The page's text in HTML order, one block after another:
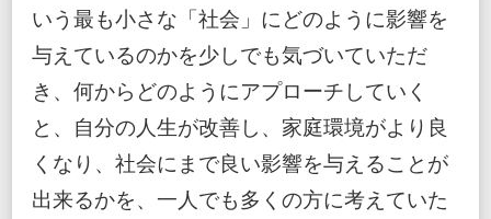
いう最も小さな「社会」にどのように影響を
与えているのかを少しでも気づいていただ
き、何からどのようにアプローチしていく
と、自分の人生が改善し、家庭環境がより良
くなり、社会にまで良い影響を与えることが
出来るかを、一人でも多くの方に考えていた